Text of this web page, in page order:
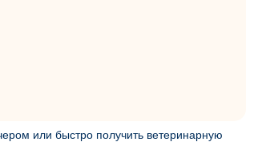
или быстро получить ветеринарную